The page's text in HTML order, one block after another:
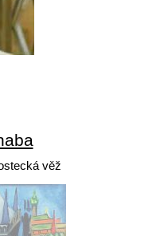
věž